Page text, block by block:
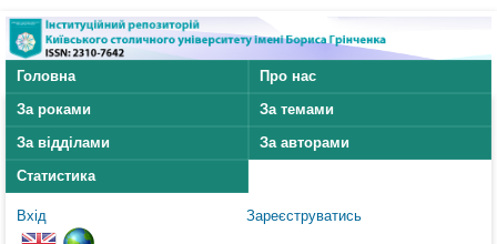
Головна
Про нас
За роками
За темами
За відділами
За авторами
Статистика
Вхід Зареєструватись